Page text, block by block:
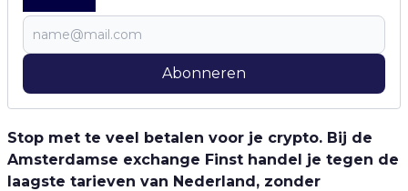
Abonneren
Stop met te veel betalen voor je crypto. Bij de
Amsterdamse exchange Finst handel je tegen de
laagste tarieven van Nederland, zonder